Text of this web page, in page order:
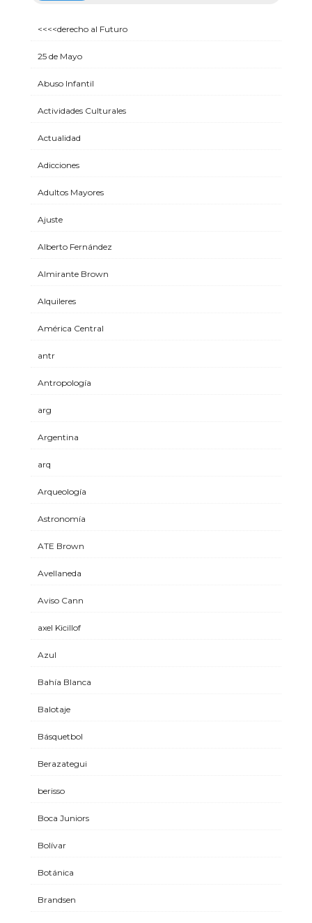
<<<<derecho al Futuro
25 de Mayo
Abuso Infantil
Actividades Culturales
Actualidad
Adicciones
Adultos Mayores
Ajuste
Alberto Fernández
Almirante Brown
Alquileres
América Central
antr
Antropología
arg
Argentina
arq
Arqueología
Astronomía
ATE Brown
Avellaneda
Aviso Cann
axel Kicillof
Azul
Bahía Blanca
Balotaje
Básquetbol
Berazategui
berisso
Boca Juniors
Bolívar
Botánica
Brandsen